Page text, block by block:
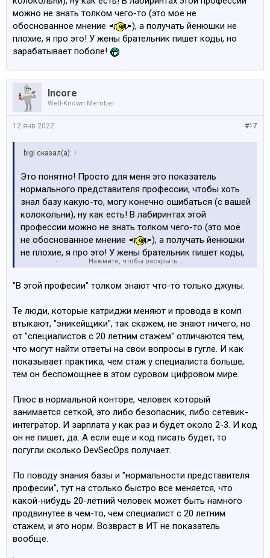
можно не знать толком чего-то (это моё не
обоснованное мнение
), а получать йенюшки не
плохие, я про это! У жены брательник пишет коды, но
зарабатывает поболе!
Incore
Well-Known Member
#17
12 янв 2022
bigi сказал(а): ↑
Это понятно! Просто для меня это показатель
нормального представителя профессии, чтобы хоть
знал базу какую-то, могу конечно ошибаться (с вашей
колокольни), ну как есть! В лабиринтах этой
профессии можно не знать толком чего-то (это моё
не обоснованное мнение
), а получать йенюшки
не плохие, я про это! У жены брательник пишет коды,
но зарабатывает поболе!Нажмите, чтобы раскрыть...
"В этой професии" толком знают что-то только джуны.
Те люди, которые катриджи меняют и провода в комп
втыкают, "эникейщики", так скажем, не знают ничего, но
от "специалистов с 20 летним стажем" отличаются тем,
что могут найти ответы на свои вопросы в гугле. И как
показывает практика, чем стаж у специалиста больше,
тем он беспомощнее в этом суровом цифровом мире.
Плюс в нормальной конторе, человек который
занимается сеткой, это либо безопасник, либо сетевик-
интегратор. И зарплата у как раз и будет около 2-3. И код
он не пишет, да. А если еще и код писать будет, то
погугли сколько DevSecOps получает.
По поводу знания базы и "нормальности представителя
професии", тут на столько быстро все меняется, что
какой-нибудь 20-летний человек может быть намного
продвинутее в чем-то, чем специалист с 20 летним
стажем, и это норм. Возвраст в ИТ не показатель
вообще.